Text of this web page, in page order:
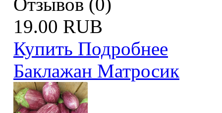
19.00 RUB
Купить Подробнее
Баклажан Матросик